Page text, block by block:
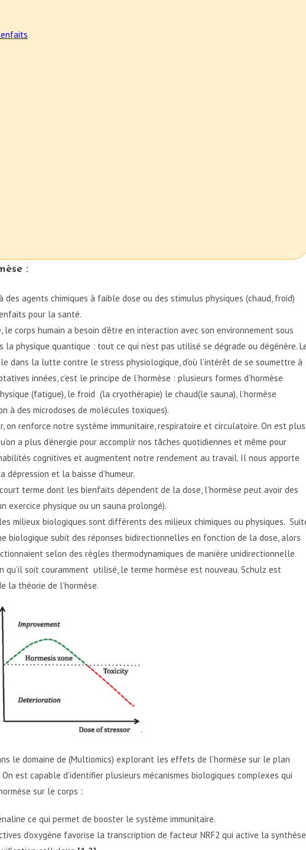
:
des agents chimiques à faible dose ou des stimulus physiques (chaud, froid)
pour la santé.
corps humain a besoin d’être en interaction avec son environnement sous
la physique quantique : tout ce qui n’est pas utilisé se dégrade ou dégénère.
dans la lutte contre le stress physiologique, d’où l’intérêt de se soumettre à
innées, c’est le principe de l’hormèse : plusieurs formes d’hormèse
(fatigue), le froid (la cryothérapie) le chaud(le sauna), l’hormèse
à des microdoses de molécules toxiques).
on renforce notre système immunitaire, respiratoire et circulatoire. On est plus
a plus d’énergie pour accomplir nos tâches quotidiennes et même pour
habilités cognitives et augmentent notre rendement au travail. Il nous apporte
et la baisse d’humeur.
terme dont les bienfaits dépendent de la dose, l’hormèse peut avoir des
physique ou un sauna prolongé).
milieux biologiques sont différents des milieux chimiques ou physiques.
biologique subit des réponses bidirectionnelles en fonction de la dose, alors
selon des règles thermodynamiques de manière unidirectionnelle
soit couramment utilisé, le terme hormèse est nouveau. Schulz est
la théorie de l’hormèse.
le domaine de (Multiomics) explorant les effets de l’hormèse sur le plan
est capable d’identifier plusieurs mécanismes biologiques complexes qui
sur le corps :
ce qui permet de booster le système immunitaire.
d’oxygène favorise la transcription de facteur NRF2 qui active la synthèse